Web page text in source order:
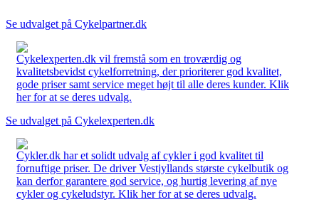
Se udvalget på Cykelpartner.dk
Cykelexperten.dk vil fremstå som en troværdig og
kvalitetsbevidst cykelforretning, der prioriterer god kvalitet,
gode priser samt service meget højt til alle deres kunder. Klik
her for at se deres udvalg.
Se udvalget på Cykelexperten.dk
Cykler.dk har et solidt udvalg af cykler i god kvalitet til
fornuftige priser. De driver Vestjyllands største cykelbutik og
kan derfor garantere god service, og hurtig levering af nye
cykler og cykeludstyr. Klik her for at se deres udvalg.